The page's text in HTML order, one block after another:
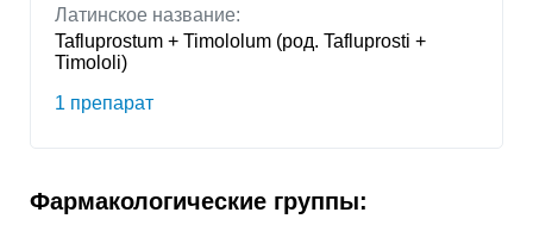
Латинское название:
Tafluprostum + Timololum (род. Tafluprosti +
Timololi)
1 препарат
Фармакологические группы: